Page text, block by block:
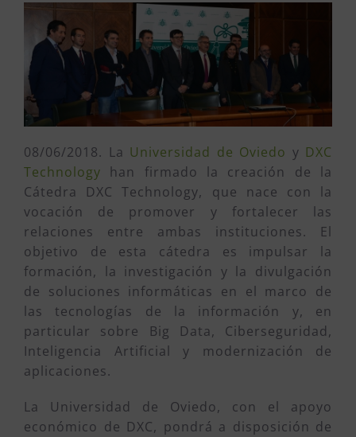
08/06/2018. La Universidad de Oviedo y DXC
Technology han firmado la creación de la
Cátedra DXC Technology, que nace con la
vocación de promover y fortalecer las
relaciones entre ambas instituciones. El
objetivo de esta cátedra es impulsar la
formación, la investigación y la divulgación
de soluciones informáticas en el marco de
las tecnologías de la información y, en
particular sobre Big Data, Ciberseguridad,
Inteligencia Artificial y modernización de
aplicaciones.
La Universidad de Oviedo, con el apoyo
económico de DXC, pondrá a disposición de